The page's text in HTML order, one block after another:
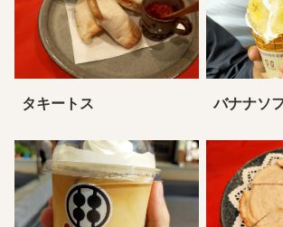
タキートス バナナソ